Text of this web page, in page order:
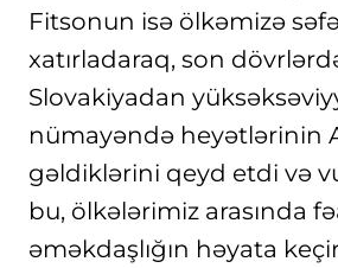
Fitsonun isə ölkəmizə
xatırladaraq, son
Slovakiyadan
nümayəndə heyətlərinin
gəldiklərini qeyd etdi və
bu, ölkələrimiz arasında
əməkdaşlığın həyata